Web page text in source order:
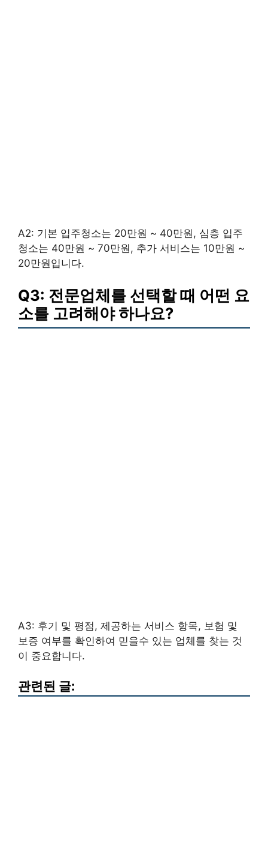
A2: 기본 입주청소는 20만원 ~ 40만원, 심층 입주
청소는 40만원 ~ 70만원, 추가 서비스는 10만원 ~
20만원입니다.
Q3: 전문업체를 선택할 때 어떤 요
소를 고려해야 하나요?
A3: 후기 및 평점, 제공하는 서비스 항목, 보험 및
보증 여부를 확인하여 믿을수 있는 업체를 찾는 것
이 중요합니다.
관련된 글: